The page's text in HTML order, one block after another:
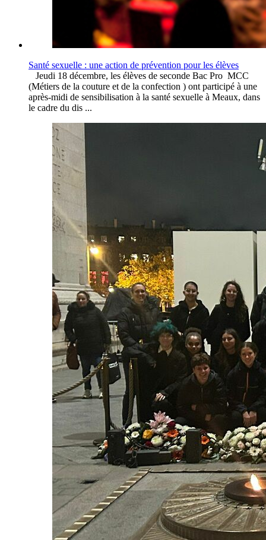
Santé sexuelle : une action de prévention pour les élèves
Jeudi 18 décembre, les élèves de seconde Bac Pro MCC
(Métiers de la couture et de la confection ) ont participé à une
après-midi de sensibilisation à la santé sexuelle à Meaux, dans
le cadre du dis ...